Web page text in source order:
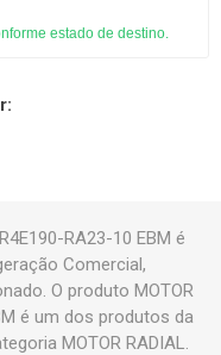
estado de destino.
RA23-10 EBM é
Comercial,
O produto MOTOR
é um dos produtos da
MOTOR RADIAL.